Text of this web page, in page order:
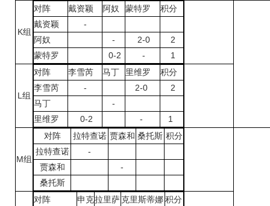
K组
对阵 戴资颖 阿奴 蒙特罗
积分
戴资颖
-
阿奴
- 2-0
2
蒙特罗
0-2 - 1
L组
对阵 李雪芮 马丁 里维罗
积分
李雪芮
- 2-0
2
马丁
-
里维罗
0-2 - 1
M组
对阵 拉特查诺 贾森和 桑托斯 积分
拉特查诺
-
贾森和
-
桑托斯
对阵 申克拉里萨克里斯蒂娜积分